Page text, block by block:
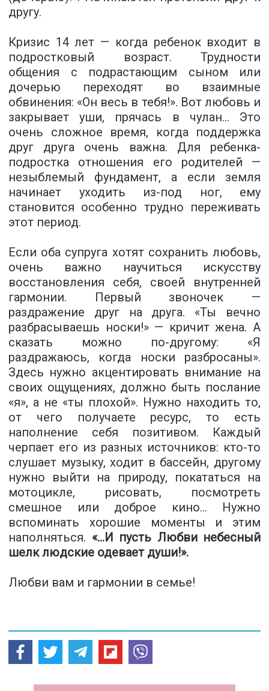
другу.
Кризис 14 лет — когда ребенок входит в
подростковый возраст. Трудности
общения с подрастающим сыном или
дочерью переходят во взаимные
обвинения: «Он весь в тебя!». Вот любовь и
закрывает уши, прячась в чулан... Это
очень сложное время, когда поддержка
друг друга очень важна. Для ребенка-
подростка отношения его родителей —
незыблемый фундамент, а если земля
начинает уходить из-под ног, ему
становится особенно трудно переживать
этот период.
Если оба супруга хотят сохранить любовь,
очень важно научиться искусству
восстановления себя, своей внутренней
гармонии. Первый звоночек —
раздражение друг на друга. «Ты вечно
разбрасываешь носки!» — кричит жена. А
сказать можно по-другому: «Я
раздражаюсь, когда носки разбросаны».
Здесь нужно акцентировать внимание на
своих ощущениях, должно быть послание
«я», а не «ты плохой». Нужно находить то,
от чего получаете ресурс, то есть
наполнение себя позитивом. Каждый
черпает его из разных источников: кто-то
слушает музыку, ходит в бассейн, другому
нужно выйти на природу, покататься на
мотоцикле, рисовать, посмотреть
смешное или доброе кино... Нужно
вспоминать хорошие моменты и этим
наполняться. «...И пусть Любви небесный
шелк людские одевает души!».
Любви вам и гармонии в семье!